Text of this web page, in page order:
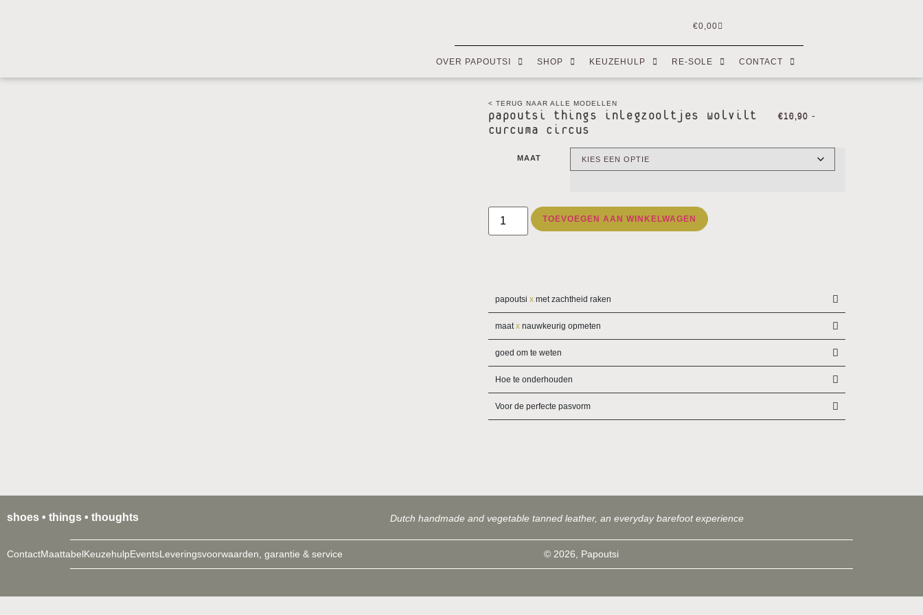
€0,00
OVER PAPOUTSI SHOP KEUZEHULP RE-SOLE CONTACT
< TERUG NAAR ALLE MODELLEN
papoutsi things inlegzooltjes wolvilt
curcuma circus
€10,90 -
€16,90
MAAT
TOEVOEGEN AAN WINKELWAGEN
papoutsi xmet zachtheid raken
maatxnauwkeurig opmeten
goed om te weten
Hoe te onderhouden
Voor de perfecte pasvorm
shoes • things • thoughts Dutch handmade and vegetable tanned leather, an everyday barefoot experience
ContactMaattabelKeuzehulpEventsLeveringsvoorwaarden, garantie & service © 2026, Papoutsi